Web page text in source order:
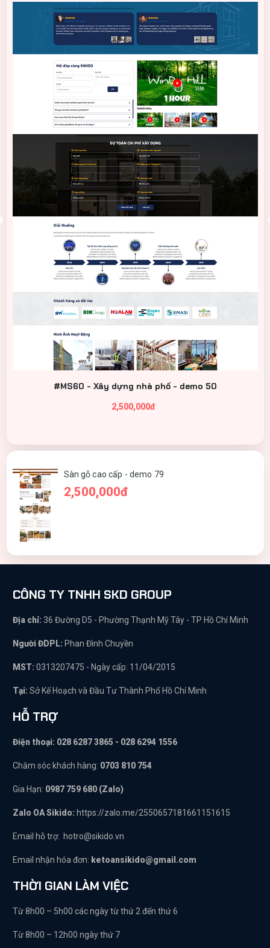
#MS60 - Xây dựng nhà phố - demo 50
2,500,000đ
Sàn gỗ cao cấp - demo 79
2,500,000đ
CÔNG TY TNHH SKD GROUP
Địa chỉ: 36 Đường D5 - Phường Thạnh Mỹ Tây - TP Hồ Chí Minh
Người ĐDPL: Phan Đình Chuyền
MST: 0313207475 - Ngày cấp: 11/04/2015
Tại: Sở Kế Hoạch và Đầu Tư Thành Phố Hồ Chí Minh
HỖ TRỢ
Điện thoại: 028 6287 3865 - 028 6294 1556
Chăm sóc khách hàng: 0703 810 754
Gia Hạn: 0987 759 680 (Zalo)
Zalo OA Sikido: https://zalo.me/2550657181661151615
Email hỗ trợ: hotro@sikido.vn
Email nhận hóa đơn: ketoansikido@gmail.com
THỜI GIAN LÀM VIỆC
Từ 8h00 – 5h00 các ngày từ thứ 2 đến thứ 6
Từ 8h00 – 12h00 ngày thứ 7